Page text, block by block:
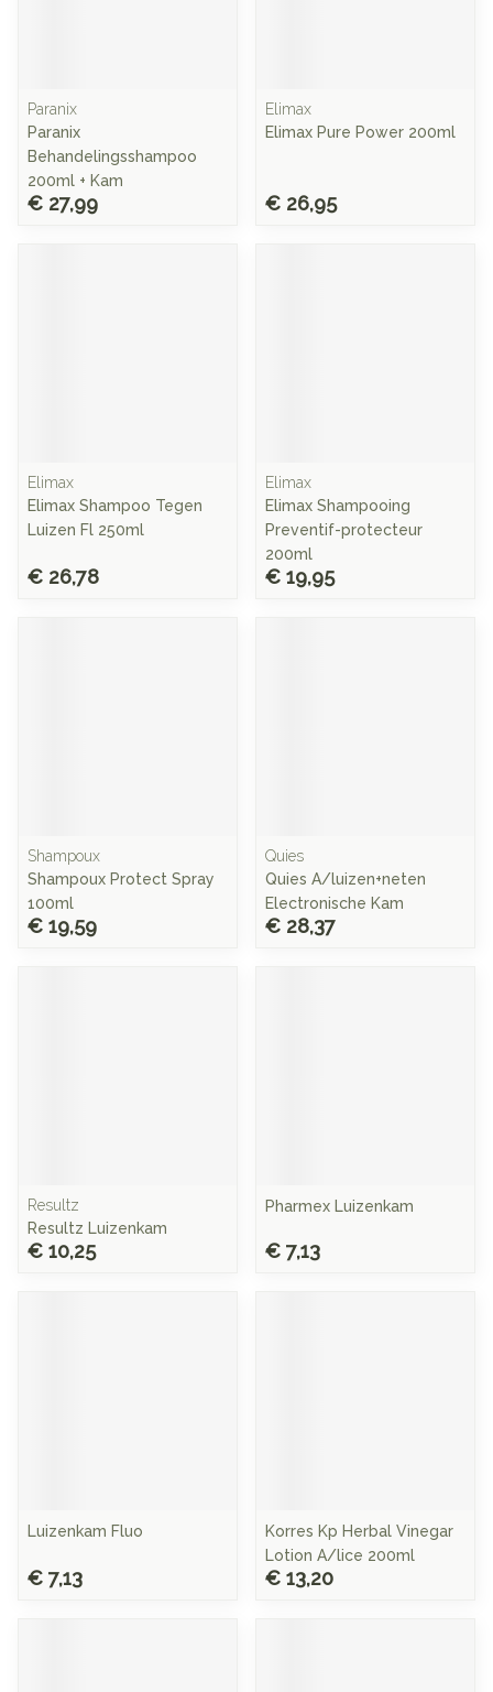
Paranix
Paranix
Behandelingsshampoo
200ml + Kam
€ 27,99
Elimax
Elimax Pure Power 200ml
€ 26,95
Elimax
Elimax Shampoo Tegen
Luizen Fl 250ml
€ 26,78
Elimax
Elimax Shampooing
Preventif-protecteur
200ml
€ 19,95
Shampoux
Shampoux Protect Spray
100ml
€ 19,59
Quies
Quies A/luizen+neten
Electronische Kam
€ 28,37
Resultz
Resultz Luizenkam
€ 10,25
Pharmex Luizenkam
€ 7,13
Luizenkam Fluo
€ 7,13
Korres Kp Herbal Vinegar
Lotion A/lice 200ml
€ 13,20